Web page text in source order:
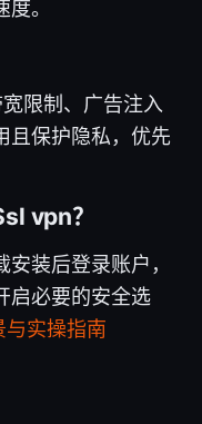
。
限制、广告注入
且保护隐私，优先
vpn？
装后登录账户，
启必要的安全选
与实操指南